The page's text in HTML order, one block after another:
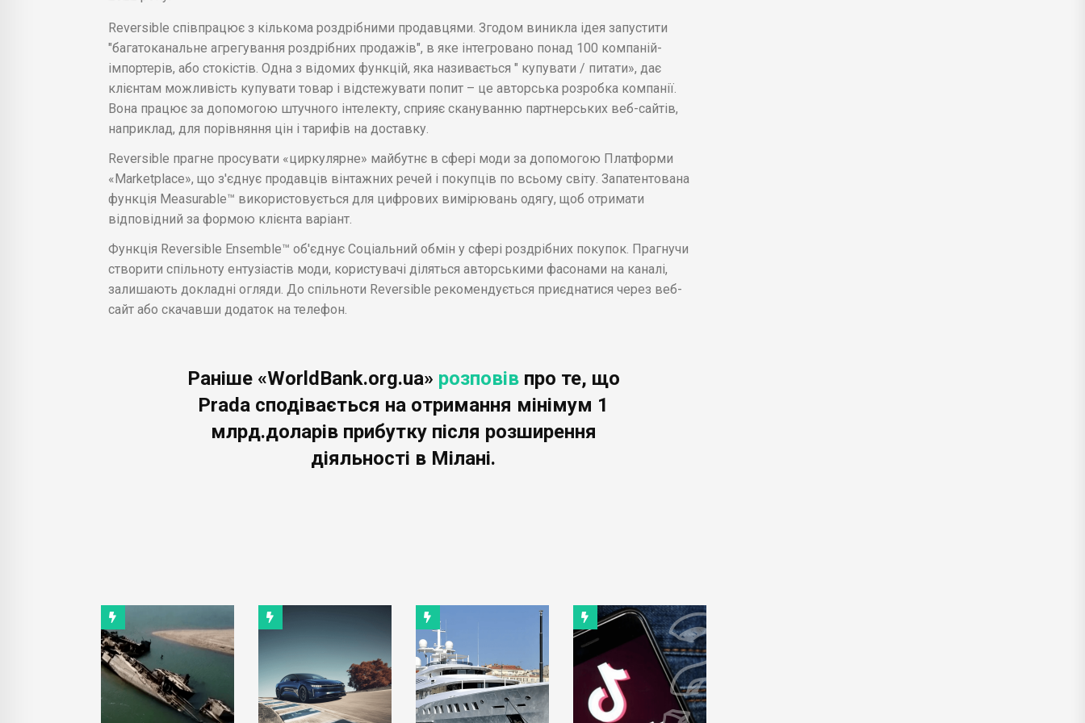
Reversible співпрацює з кількома роздрібними продавцями. Згодом виникла ідея запустити
"багатоканальне агрегування роздрібних продажів", в яке інтегровано понад 100 компаній-
імпортерів, або стокістів. Одна з відомих функцій, яка називається " купувати / питати», дає
клієнтам можливість купувати товар і відстежувати попит – це авторська розробка компанії.
Вона працює за допомогою штучного інтелекту, сприяє скануванню партнерських веб-сайтів,
наприклад, для порівняння цін і тарифів на доставку.
Reversible прагне просувати «циркулярне» майбутнє в сфері моди за допомогою Платформи
«Marketplace», що з'єднує продавців вінтажних речей і покупців по всьому світу. Запатентована
функція Measurable™ використовується для цифрових вимірювань одягу, щоб отримати
відповідний за формою клієнта варіант.
Функція Reversible Ensemble™ об'єднує Соціальний обмін у сфері роздрібних покупок. Прагнучи
створити спільноту ентузіастів моди, користувачі діляться авторськими фасонами на каналі,
залишають докладні огляди. До спільноти Reversible рекомендується приєднатися через веб-
сайт або скачавши додаток на телефон.
Раніше «WorldBank.org.ua» розповів про те, що
Prada сподівається на отримання мінімум 1
млрд.доларів прибутку після розширення
діяльності в Мілані.